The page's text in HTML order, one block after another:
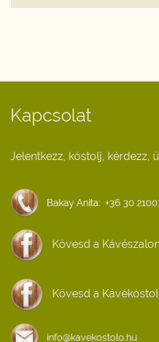
Kapcsolat
Jelentkezz, kóstolj, kérdezz,
Kövesd a
Kövesd a